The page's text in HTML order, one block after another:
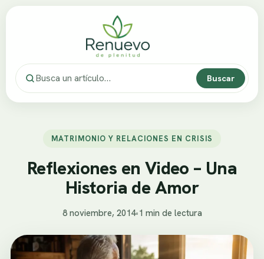
Buscar
MATRIMONIO Y RELACIONES EN CRISIS
Reflexiones en Video – Una
Historia de Amor
8 noviembre, 2014•1 min de lectura